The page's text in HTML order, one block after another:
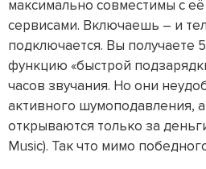
максимально совместимы с
сервисами. Включаешь – и
подключается. Вы получаете
функцию «быстрой
часов звучания. Но они
активного шумоподавления,
открываются только за
Music). Так что мимо